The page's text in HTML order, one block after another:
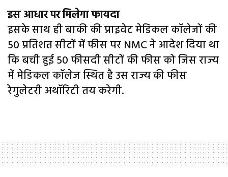
इस आधार पर मिलेगा फायदा
इसके साथ ही बाकी की प्राइवेट मेडिकल कॉलेजों की
50 प्रतिशत सीटों में फीस पर NMC ने आदेश दिया था
कि बची हुई 50 फीसदी सीटों की फीस को जिस राज्य
में मेडिकल कॉलेज स्थित है उस राज्य की फीस
रेगुलेटरी अथॉरिटी तय करेगी.